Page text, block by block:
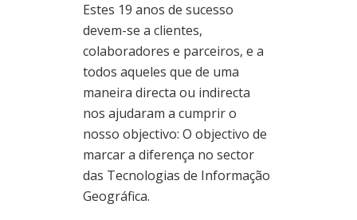
Estes 19 anos de sucesso
devem-se a clientes,
colaboradores e parceiros, e a
todos aqueles que de uma
maneira directa ou indirecta
nos ajudaram a cumprir o
nosso objectivo: O objectivo de
marcar a diferença no sector
das Tecnologias de Informação
Geográfica.